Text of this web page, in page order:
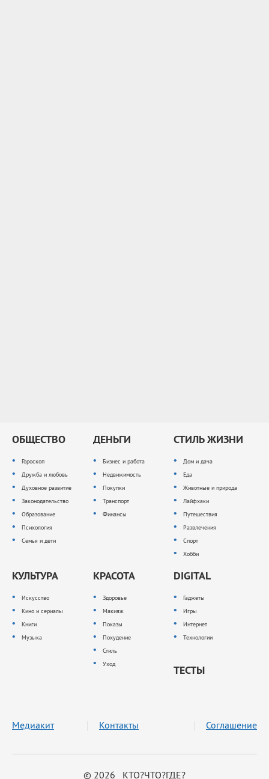
ОБЩЕСТВО
Гороскоп
Дружба и любовь
Духовное развитие
Законодательство
Образование
Психология
Семья и дети
ДЕНЬГИ
Бизнес и работа
Недвижимость
Покупки
Транспорт
Финансы
СТИЛЬ ЖИЗНИ
Дом и дача
Еда
Животные и природа
Лайфхаки
Путешествия
Развлечения
Спорт
Хобби
КУЛЬТУРА
Искусство
Кино и сериалы
Книги
Музыка
КРАСОТА
Здоровье
Макияж
Показы
Похудение
Стиль
Уход
DIGITAL
Гаджеты
Игры
Интернет
Технологии
ТЕСТЫ
© 2026 КТО?ЧТО?ГДЕ?
Медиакит Контакты Соглашение